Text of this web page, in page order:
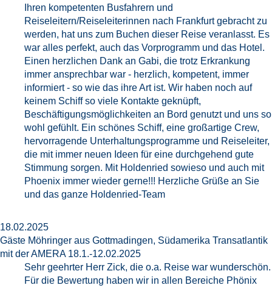
Ihren kompetenten Busfahrern und
Reiseleitern/Reiseleiterinnen nach Frankfurt gebracht zu
werden, hat uns zum Buchen dieser Reise veranlasst. Es
war alles perfekt, auch das Vorprogramm und das Hotel.
Einen herzlichen Dank an Gabi, die trotz Erkrankung
immer ansprechbar war - herzlich, kompetent, immer
informiert - so wie das ihre Art ist. Wir haben noch auf
keinem Schiff so viele Kontakte geknüpft,
Beschäftigungsmöglichkeiten an Bord genutzt und uns so
wohl gefühlt. Ein schönes Schiff, eine großartige Crew,
hervorragende Unterhaltungsprogramme und Reiseleiter,
die mit immer neuen Ideen für eine durchgehend gute
Stimmung sorgen. Mit Holdenried sowieso und auch mit
Phoenix immer wieder gerne!!! Herzliche Grüße an Sie
und das ganze Holdenried-Team
18.02.2025
Gäste Möhringer aus Gottmadingen, Südamerika Transatlantik
mit der AMERA 18.1.-12.02.2025
Sehr geehrter Herr Zick, die o.a. Reise war wunderschön.
Für die Bewertung haben wir in allen Bereiche Phönix